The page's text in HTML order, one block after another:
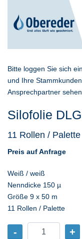
Silofolie
11 Rollen / Palette
Preis auf Anfrage
Weiß / weiß
Nenndicke 150 µ
Größe 9 x 50 m
11 Rollen / Palette
Silofolie
- +
Bitte loggen Sie sich
und Ihre
Ansprechpartner sehen.